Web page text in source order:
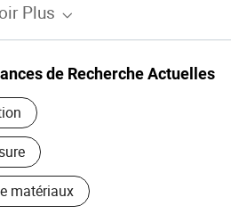
Plus
de Recherche Actuelles
matériaux